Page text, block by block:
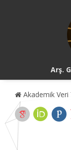
Arş.
Akademik